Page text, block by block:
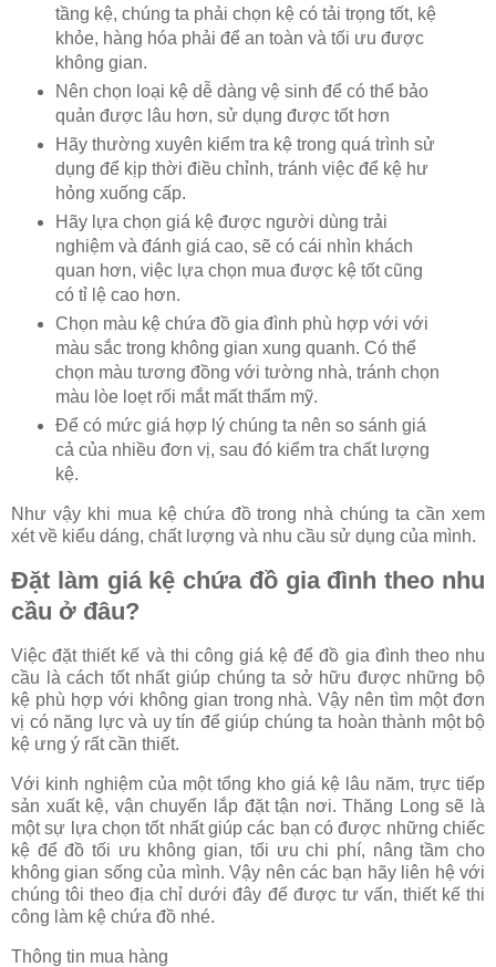
tầng kệ, chúng ta phải chọn kệ có tải trọng tốt, kệ
khỏe, hàng hóa phải để an toàn và tối ưu được
không gian.
Nên chọn loại kệ dễ dàng vệ sinh để có thể bảo
quản được lâu hơn, sử dụng được tốt hơn
Hãy thường xuyên kiểm tra kệ trong quá trình sử
dụng để kịp thời điều chỉnh, tránh việc để kệ hư
hỏng xuống cấp.
Hãy lựa chọn giá kệ được người dùng trải
nghiệm và đánh giá cao, sẽ có cái nhìn khách
quan hơn, việc lựa chọn mua được kệ tốt cũng
có tỉ lệ cao hơn.
Chọn màu kệ chứa đồ gia đình phù hợp với với
màu sắc trong không gian xung quanh. Có thể
chọn màu tương đồng với tường nhà, tránh chọn
màu lòe loẹt rối mắt mất thẩm mỹ.
Để có mức giá hợp lý chúng ta nên so sánh giá
cả của nhiều đơn vị, sau đó kiểm tra chất lượng
kệ.
Như vậy khi mua kệ chứa đồ trong nhà chúng ta cần xem
xét về kiểu dáng, chất lượng và nhu cầu sử dụng của mình.
Đặt làm giá kệ chứa đồ gia đình theo nhu
cầu ở đâu?
Việc đặt thiết kế và thi công giá kệ để đồ gia đình theo nhu
cầu là cách tốt nhất giúp chúng ta sở hữu được những bộ
kệ phù hợp với không gian trong nhà. Vậy nên tìm một đơn
vị có năng lực và uy tín để giúp chúng ta hoàn thành một bộ
kệ ưng ý rất cần thiết.
Với kinh nghiệm của một tổng kho giá kệ lâu năm, trực tiếp
sản xuất kệ, vận chuyển lắp đặt tận nơi. Thăng Long sẽ là
một sự lựa chọn tốt nhất giúp các bạn có được những chiếc
kệ để đồ tối ưu không gian, tối ưu chi phí, nâng tầm cho
không gian sống của mình. Vậy nên các bạn hãy liên hệ với
chúng tôi theo địa chỉ dưới đây để được tư vấn, thiết kế thi
công làm kệ chứa đồ nhé.
Thông tin mua hàng